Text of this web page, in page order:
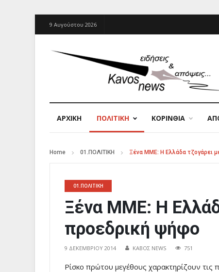
9 Αυγούστου 2026
ΑΡΧΙΚΉ ΠΟΛΙΤΙΚΗ ΚΟΡΙΝΘΙΑ
Home 01.ΠΟΛΙΤΙΚΗ Ξένα ΜΜΕ: Η Ελλάδα τζογάρει
01.ΠΟΛΙΤΙΚΗ
Ξένα ΜΜΕ: Η
προεδρική ψήφο
9 ΔΕΚΕΜΒΡΊΟΥ 2014 ΚΑΒΟΣ NEWS 751
Ρίσκο πρώτου μεγέθους χαρακτηρίζουν